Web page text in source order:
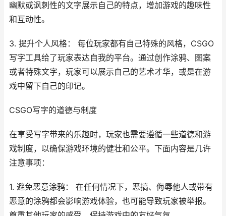
幽默或讽刺性的文字展示自己的特点，增加游戏的趣味性
和互动性。
3. 提升个人风格： 每位玩家都有自己特殊的风格，CSGO
写字工具给了玩家表达自我的平台。通过创作涂鸦、图案
或者特殊文字，玩家可以展示自己的艺术才华，或是在游
戏中留下自己的印记。
CSGO写字的道德与制度
在享受写字带来的乐趣时，玩家也需要遵循一些道德和游
戏制度，以确保游戏环境的健壮和公平。下面内容是几许
注意事项：
1. 避免恶意涂鸦： 在任何情况下，恶搞、侮辱他人或带有
恶意的涂鸦都会影响游戏体验，也可能导致玩家被举报。